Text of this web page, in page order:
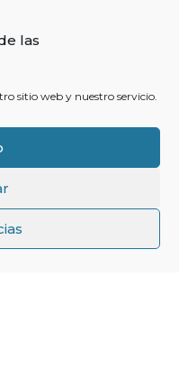
las
sitio web y nuestro servicio.